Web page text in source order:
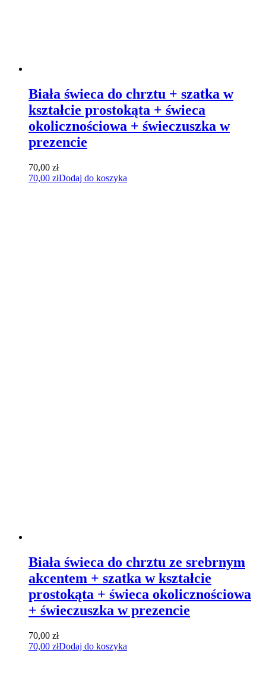
Biała świeca do chrztu + szatka w
kształcie prostokąta + świeca
okolicznościowa + świeczuszka w
prezencie
70,00 zł
70,00 złDodaj do koszyka
Biała świeca do chrztu ze srebrnym
akcentem + szatka w kształcie
prostokąta + świeca okolicznościowa
+ świeczuszka w prezencie
70,00 zł
70,00 złDodaj do koszyka